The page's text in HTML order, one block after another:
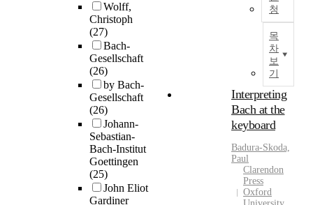
Wolff,
Christoph
(27)
Bach-
Gesellschaft
(26)
by Bach-
Gesellschaft
(26)
Johann-
Sebastian-
Bach-Institut
Goettingen
(25)
John Eliot
Gardiner
청
목
차
보
기
Interpreting
Bach at the
keyboard
Badura-Skoda,
Paul
Clarendon
Press
Oxford